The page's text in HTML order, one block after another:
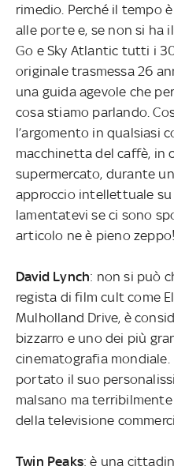
rimedio. Perché il tempo
alle porte e, se non si ha
Go e Sky Atlantic tutti i
originale trasmessa 26
una guida agevole che
cosa stiamo parlando.
l’argomento in qualsiasi
macchinetta del caffè, in
supermercato, durante
approccio intellettuale su
lamentatevi se ci sono
articolo ne è pieno zeppo!
David Lynch: non si può
regista di film cult come
Mulholland Drive, è
bizzarro e uno dei più
cinematografia
portato il suo
malsano ma
della televisione
Twin Peaks: è una